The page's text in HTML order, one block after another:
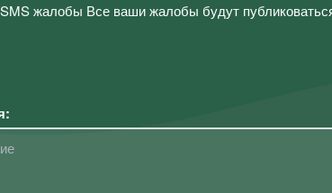
SMS жалобы Все ваши жалобы будут